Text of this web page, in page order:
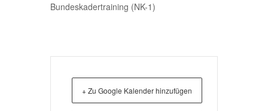
Bundeskadertraining (NK-1)
+ Zu Google Kalender hinzufügen